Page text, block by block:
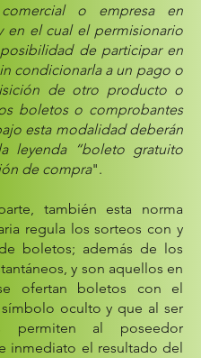
o empresa en
en el cual el permisionario
de participar en
condicionarla a un pago o
de otro producto o
boletos o comprobantes
esta modalidad deberán
leyenda “boleto gratuito
de compra".
también esta norma
regula los sorteos con y
boletos; además de los
y son aquellos en
ofertan boletos con el
oculto y que al ser
permiten al poseedor
inmediato el resultado del